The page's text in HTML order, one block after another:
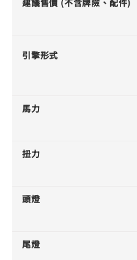
建議售價 (不含牌險、配件)
引擎形式
馬力
扭力
頭燈
尾燈